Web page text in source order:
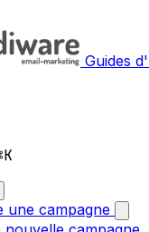
Guides
K
une campagne